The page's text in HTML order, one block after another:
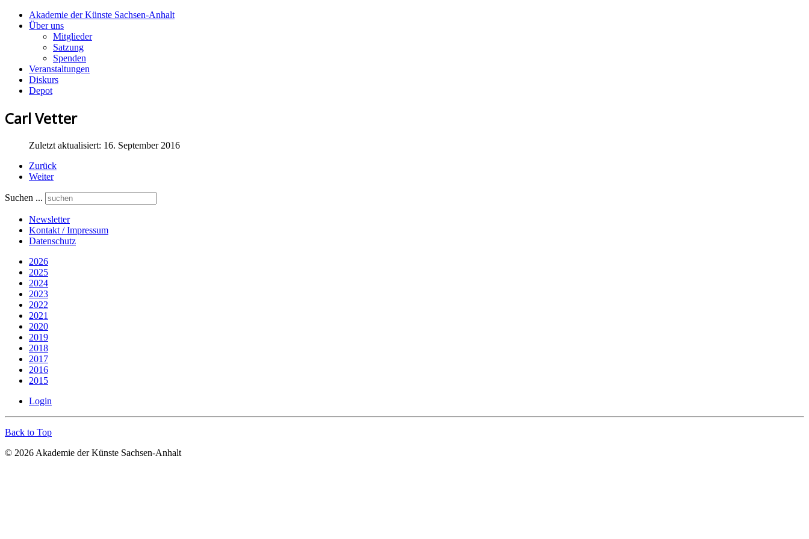
Akademie der Künste Sachsen-Anhalt
Über uns
Mitglieder
Satzung
Spenden
Veranstaltungen
Diskurs
Depot
Carl Vetter
Zuletzt aktualisiert: 16. September 2016
Zurück
Weiter
Suchen ...
Newsletter
Kontakt / Impressum
Datenschutz
2026
2025
2024
2023
2022
2021
2020
2019
2018
2017
2016
2015
Login
Back to Top
© 2026 Akademie der Künste Sachsen-Anhalt